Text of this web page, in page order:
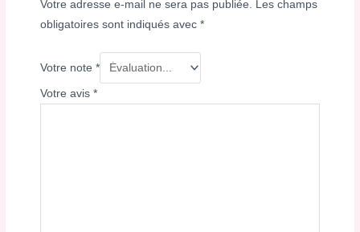
Votre adresse e-mail ne sera pas publiée.
Les champs
obligatoires sont indiqués avec*
Votre note*
Votre avis*